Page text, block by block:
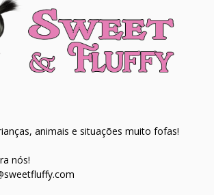
animais e situações muito fofas!
nós!